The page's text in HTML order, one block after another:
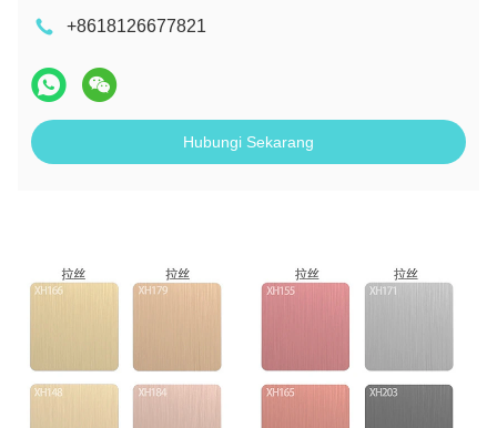
+8618126677821
Hubungi Sekarang